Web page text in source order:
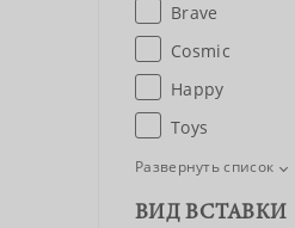
Brave
Cosmic
Happy
Toys
Развернуть список
ВИД ВСТАВКИ